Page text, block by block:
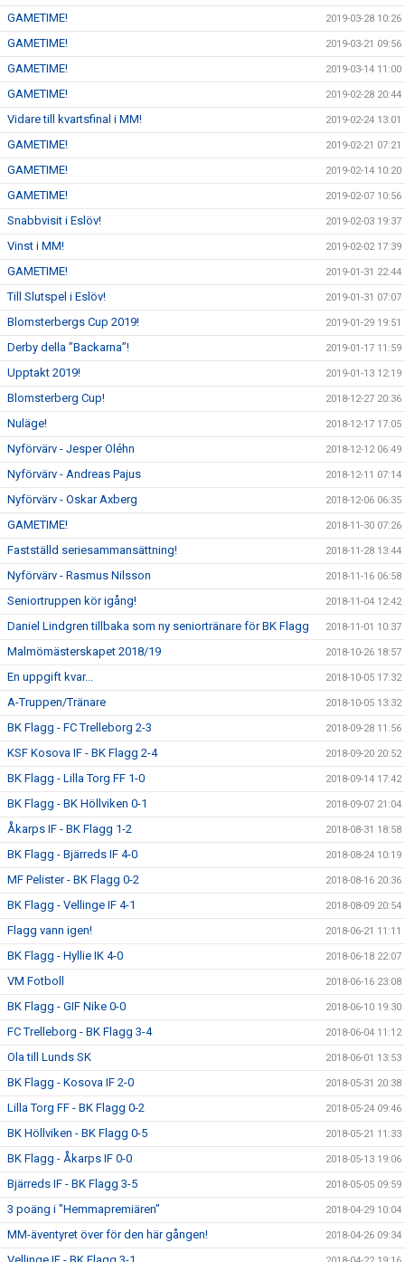
GAMETIME! 2019-03-28 10:26
GAMETIME! 2019-03-21 09:56
GAMETIME! 2019-03-14 11:00
GAMETIME! 2019-02-28 20:44
Vidare till kvartsfinal i MM! 2019-02-24 13:01
GAMETIME! 2019-02-21 07:21
GAMETIME! 2019-02-14 10:20
GAMETIME! 2019-02-07 10:56
Snabbvisit i Eslöv! 2019-02-03 19:37
Vinst i MM! 2019-02-02 17:39
GAMETIME! 2019-01-31 22:44
Till Slutspel i Eslöv! 2019-01-31 07:07
Blomsterbergs Cup 2019! 2019-01-29 19:51
Derby della ”Backarna”! 2019-01-17 11:59
Upptakt 2019! 2019-01-13 12:19
Blomsterberg Cup! 2018-12-27 20:36
Nuläge! 2018-12-17 17:05
Nyförvärv - Jesper Oléhn 2018-12-12 06:49
Nyförvärv - Andreas Pajus 2018-12-11 07:14
Nyförvärv - Oskar Axberg 2018-12-06 06:35
GAMETIME! 2018-11-30 07:26
Fastställd seriesammansättning! 2018-11-28 13:44
Nyförvärv - Rasmus Nilsson 2018-11-16 06:58
Seniortruppen kör igång! 2018-11-04 12:42
Daniel Lindgren tillbaka som ny seniortränare för BK Flagg 2018-11-01 10:37
Malmömästerskapet 2018/19 2018-10-26 18:57
En uppgift kvar... 2018-10-05 17:32
A-Truppen/Tränare 2018-10-05 13:32
BK Flagg - FC Trelleborg 2-3 2018-09-28 11:56
KSF Kosova IF - BK Flagg 2-4 2018-09-20 20:52
BK Flagg - Lilla Torg FF 1-0 2018-09-14 17:42
BK Flagg - BK Höllviken 0-1 2018-09-07 21:04
Åkarps IF - BK Flagg 1-2 2018-08-31 18:58
BK Flagg - Bjärreds IF 4-0 2018-08-24 10:19
MF Pelister - BK Flagg 0-2 2018-08-16 20:36
BK Flagg - Vellinge IF 4-1 2018-08-09 20:54
Flagg vann igen! 2018-06-21 11:11
BK Flagg - Hyllie IK 4-0 2018-06-18 22:07
VM Fotboll 2018-06-16 23:08
BK Flagg - GIF Nike 0-0 2018-06-10 19:30
FC Trelleborg - BK Flagg 3-4 2018-06-04 11:12
Ola till Lunds SK 2018-06-01 13:53
BK Flagg - Kosova IF 2-0 2018-05-31 20:38
Lilla Torg FF - BK Flagg 0-2 2018-05-24 09:46
BK Höllviken - BK Flagg 0-5 2018-05-21 11:33
BK Flagg - Åkarps IF 0-0 2018-05-13 19:06
Bjärreds IF - BK Flagg 3-5 2018-05-05 09:59
3 poäng i "Hemmapremiären" 2018-04-29 10:04
MM-äventyret över för den här gången! 2018-04-26 09:34